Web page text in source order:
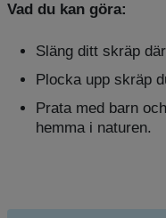
Vad du kan göra:
Släng ditt skräp
Plocka upp skräp
Prata med barn
hemma i naturen.